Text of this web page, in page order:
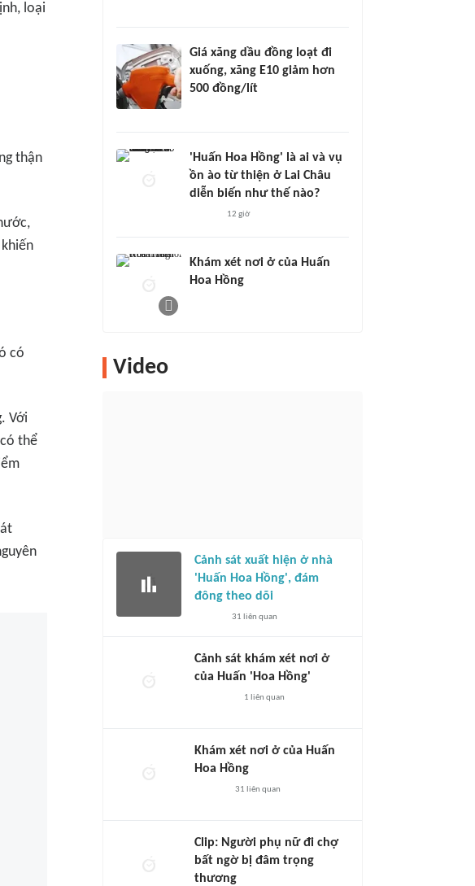
loại
thận
có
Với
thể
Giá xăng dầu đồng loạt đi
xuống, xăng E10 giảm hơn
500 đồng/lít
'Huấn Hoa Hồng' là ai và vụ
ồn ào từ thiện ở Lai Châu
diễn biến như thế nào?
12 giờ
Khám xét nơi ở của Huấn
Hoa Hồng
Video
Cảnh sát xuất hiện ở nhà
'Huấn Hoa Hồng', đám
đông theo dõi
31 liên quan
Cảnh sát khám xét nơi ở
của Huấn 'Hoa Hồng'
1 liên quan
Khám xét nơi ở của Huấn
Hoa Hồng
31 liên quan
Clip: Người phụ nữ đi chợ
bất ngờ bị đâm trọng
thương